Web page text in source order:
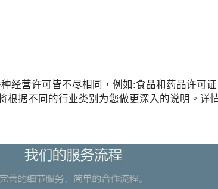
经营许可皆不尽相同，例如:食品和药品许可
据不同的行业类别为您做更深入的说明。详